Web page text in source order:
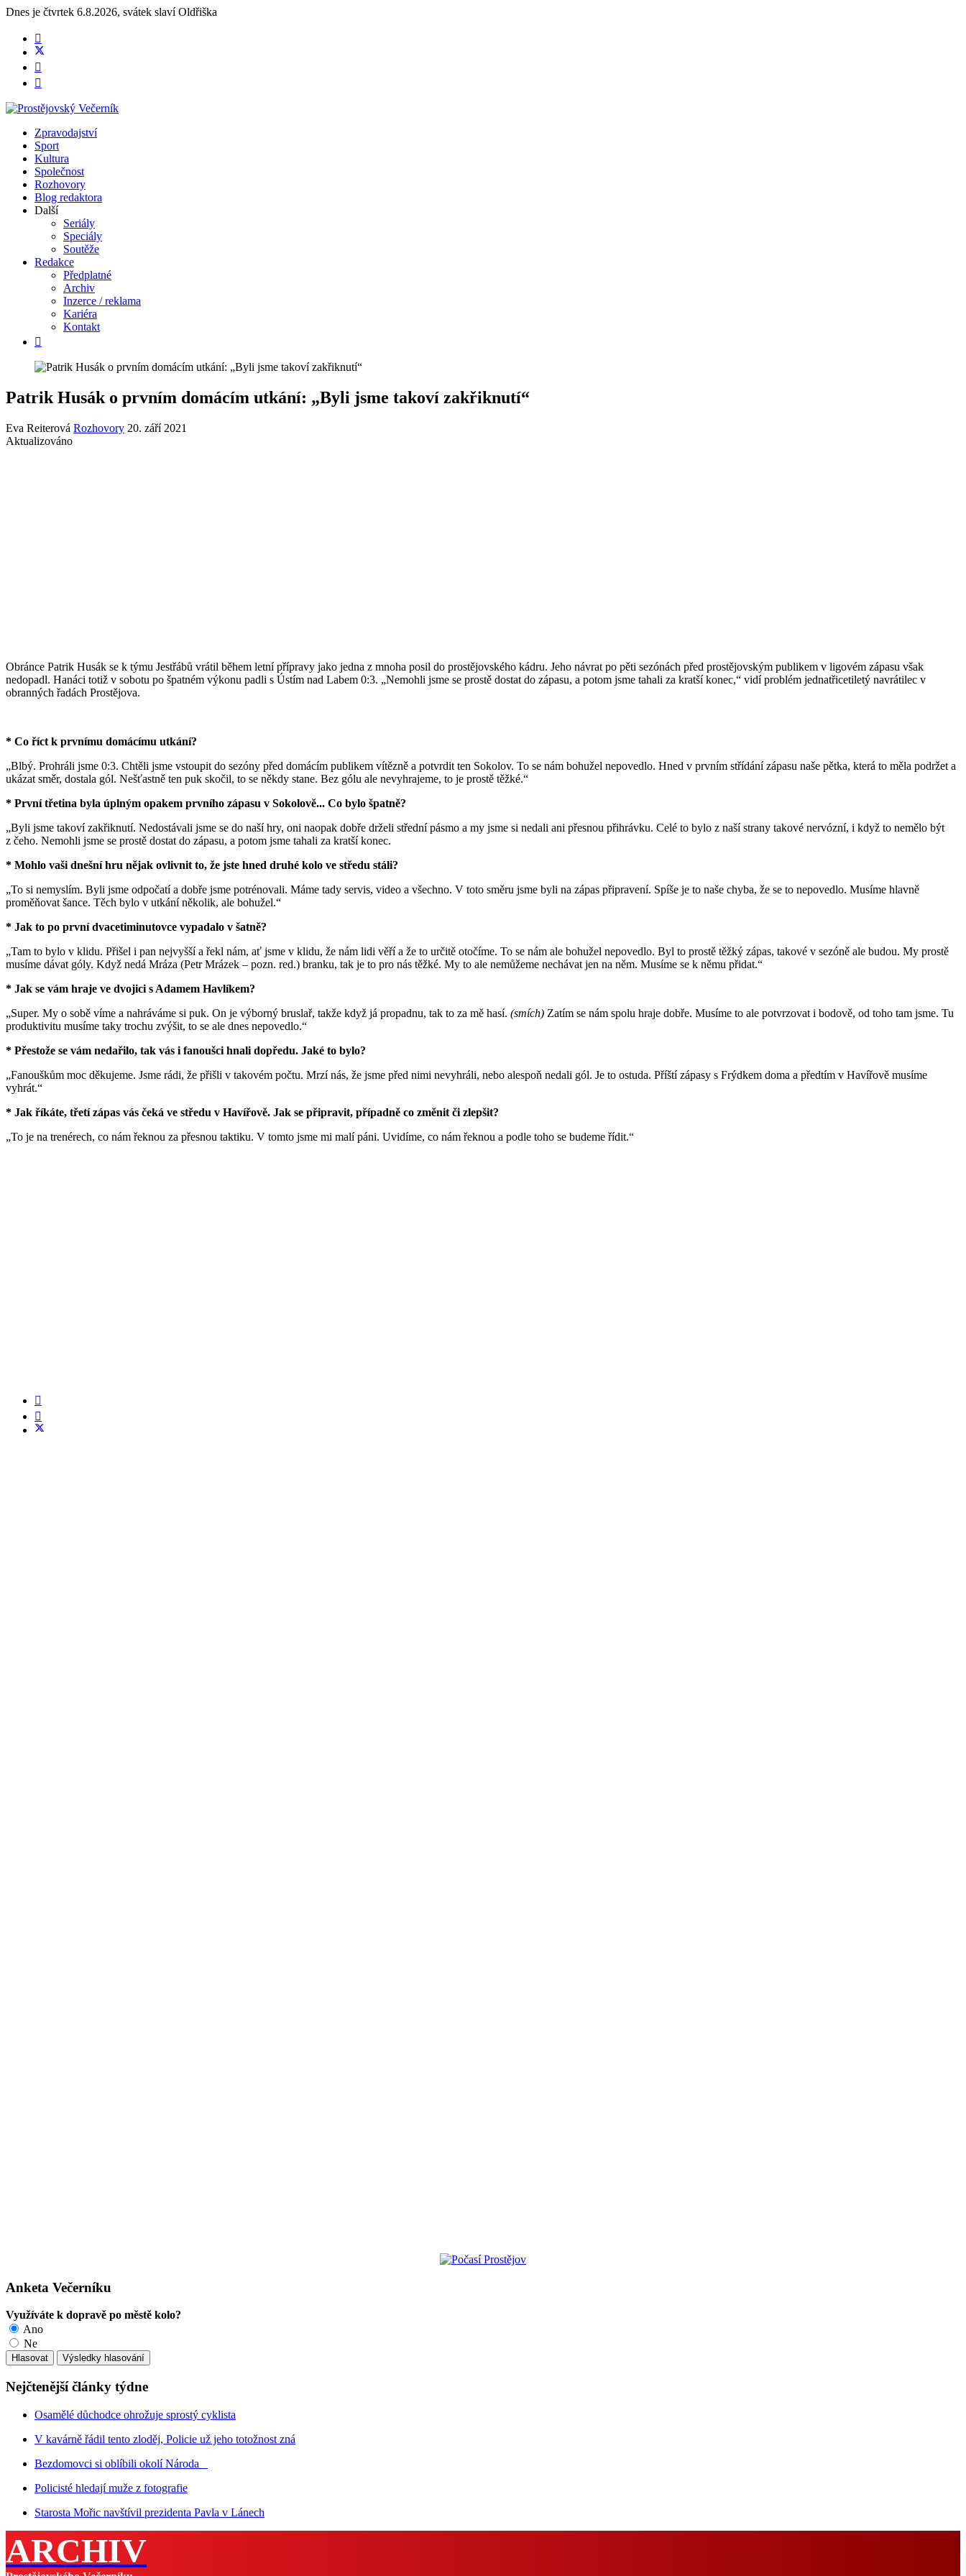
Dnes je čtvrtek 6.8.2026, svátek slavíOldřiška
Zpravodajství
Sport
Kultura
Společnost
Rozhovory
Blog redaktora
Další
Seriály
Speciály
Soutěže
Redakce
Předplatné
Archiv
Inzerce / reklama
Kariéra
Kontakt
Patrik Husák o prvním domácím utkání: „Byli jsme takoví zakřiknutí“
Eva Reiterová Rozhovory 20. září 2021
Aktualizováno
Obránce Patrik Husák se k týmu Jestřábů vrátil během letní přípravy jako jedna z mnoha posil do prostějovského kádru. Jeho návrat po pěti sezónách před prostějovským publikem v ligovém zápasu však
nedopadl. Hanáci totiž v sobotu po špatném výkonu padli s Ústím nad Labem 0:3. „Nemohli jsme se prostě dostat do zápasu, a potom jsme tahali za kratší konec,“ vidí problém jednatřicetiletý navrátilec v
obranných řadách Prostějova.
* Co říct k prvnímu domácímu utkání?
„Blbý. Prohráli jsme 0:3. Chtěli jsme vstoupit do sezóny před domácím publikem vítězně a potvrdit ten Sokolov. To se nám bohužel nepovedlo. Hned v prvním střídání zápasu naše pětka, která to měla podržet a
ukázat směr, dostala gól. Nešťastně ten puk skočil, to se někdy stane. Bez gólu ale nevyhrajeme, to je prostě těžké.“
* První třetina byla úplným opakem prvního zápasu v Sokolově... Co bylo špatně?
„Byli jsme takoví zakřiknutí. Nedostávali jsme se do naší hry, oni naopak dobře drželi střední pásmo a my jsme si nedali ani přesnou přihrávku. Celé to bylo z naší strany takové nervózní, i když to nemělo být
z čeho. Nemohli jsme se prostě dostat do zápasu, a potom jsme tahali za kratší konec.
* Mohlo vaši dnešní hru nějak ovlivnit to, že jste hned druhé kolo ve středu stáli?
„To si nemyslím. Byli jsme odpočatí a dobře jsme potrénovali. Máme tady servis, video a všechno. V toto směru jsme byli na zápas připravení. Spíše je to naše chyba, že se to nepovedlo. Musíme hlavně
proměňovat šance. Těch bylo v utkání několik, ale bohužel.“
* Jak to po první dvacetiminutovce vypadalo v šatně?
„Tam to bylo v klidu. Přišel i pan nejvyšší a řekl nám, ať jsme v klidu, že nám lidi věří a že to určitě otočíme. To se nám ale bohužel nepovedlo. Byl to prostě těžký zápas, takové v sezóně ale budou. My prostě
musíme dávat góly. Když nedá Mráza (Petr Mrázek – pozn. red.) branku, tak je to pro nás těžké. My to ale nemůžeme nechávat jen na něm. Musíme se k němu přidat.“
* Jak se vám hraje ve dvojici s Adamem Havlíkem?
„Super. My o sobě víme a nahráváme si puk. On je výborný bruslař, takže když já propadnu, tak to za mě hasí. (smích) Zatím se nám spolu hraje dobře. Musíme to ale potvrzovat i bodově, od toho tam jsme. Tu
produktivitu musíme taky trochu zvýšit, to se ale dnes nepovedlo.“
* Přestože se vám nedařilo, tak vás i fanoušci hnali dopředu. Jaké to bylo?
„Fanouškům moc děkujeme. Jsme rádi, že přišli v takovém počtu. Mrzí nás, že jsme před nimi nevyhráli, nebo alespoň nedali gól. Je to ostuda. Příští zápasy s Frýdkem doma a předtím v Havířově musíme
vyhrát.“
* Jak říkáte, třetí zápas vás čeká ve středu v Havířově. Jak se připravit, případně co změnit či zlepšit?
„To je na trenérech, co nám řeknou za přesnou taktiku. V tomto jsme mi malí páni. Uvidíme, co nám řeknou a podle toho se budeme řídit.“
Anketa Večerníku
Využíváte k dopravě po městě kolo?
Ano
Ne
Nejčtenější články týdne
Osamělé důchodce ohrožuje sprostý cyklista
V kavárně řádil tento zloděj, Policie už jeho totožnost zná
Bezdomovci si oblíbili okolí Národa
Policisté hledají muže z fotografie
Starosta Mořic navštívil prezidenta Pavla v Lánech
ARCHIV